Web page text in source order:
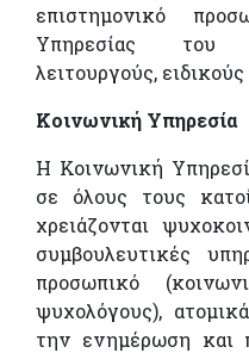
επιστημονικό
Υπηρεσίας του
λειτουργούς,
Κοινωνική Υπηρεσία
Η Κοινωνική
σε όλους τους
χρειάζονται
συμβουλευτικές
προσωπικό
ψυχολόγους),
την ενημέρωση και